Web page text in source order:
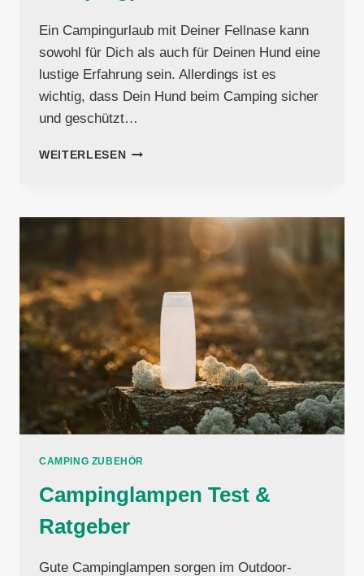
Ein Campingurlaub mit Deiner Fellnase kann
sowohl für Dich als auch für Deinen Hund eine
lustige Erfahrung sein. Allerdings ist es
wichtig, dass Dein Hund beim Camping sicher
und geschützt…
WEITERLESENHUNDEZAUN
CAMPING ZUBEHÖR
Campinglampen Test &
Ratgeber
Gute Campinglampen sorgen im Outdoor-